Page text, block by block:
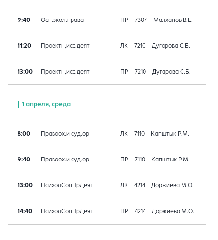
9:40 Осн.экол.права ПР 7307 Малханов В.Е.
11:20 Проектн,исс.деят ЛК 7210 Дугарова С.Б.
13:00 Проектн,исс.деят ПР 7210 Дугарова С.Б.
1 апреля, среда
8:00 Правоох.и суд.ор ЛК 7110 Капштык Р.М.
9:40 Правоох.и суд.ор ПР 7110 Капштык Р.М.
13:00 ПсихолСоцПрДеят ЛК 4214 Доржиева М.О.
14:40 ПсихолСоцПрДеят ПР 4214 Доржиева М.О.